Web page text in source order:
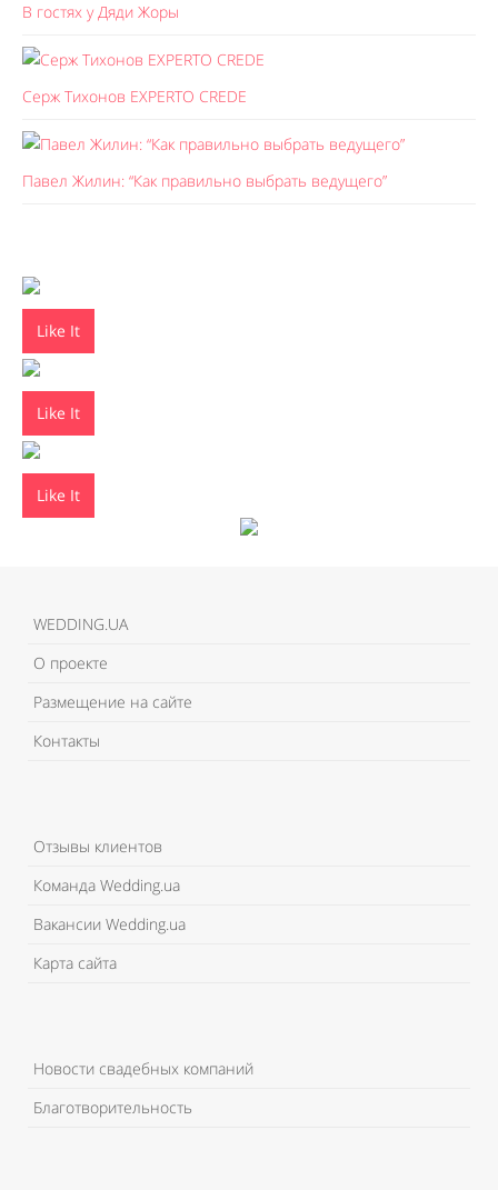
В гостях у Дяди Жоры
Серж Тихонов EXPERTO CREDE
Павел Жилин: “Как правильно выбрать ведущего”
Like It
Like It
Like It
WEDDING.UA
О проекте
Размещение на сайте
Контакты
Отзывы клиентов
Команда Wedding.ua
Вакансии Wedding.ua
Карта сайта
Новости свадебных компаний
Благотворительность